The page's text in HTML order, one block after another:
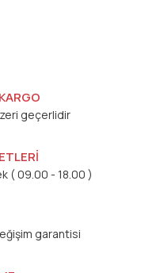
geçerlidir
( 09.00 - 18.00 )
garantisi